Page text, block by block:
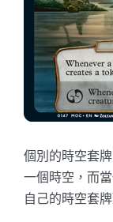
個別的時空套
一個時空，而
自己的時空套